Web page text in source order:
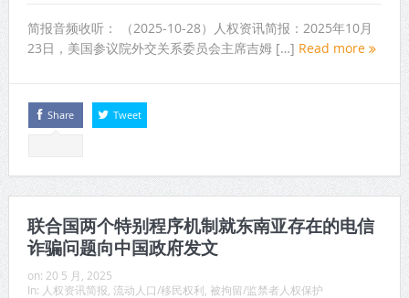
简报音频收听： （2025-10-28）人权资讯简报：2025年10月
23日，美国参议院外交关系委员会主席吉姆 […] Read more
Share Tweet
联合国两个特别程序机制就东南亚存在的电信
诈骗问题向中国政府发文
on: 20 5 月, 2025
In: 人权资讯简报 流动人口/移民权利 被拘留/监禁者人权保护